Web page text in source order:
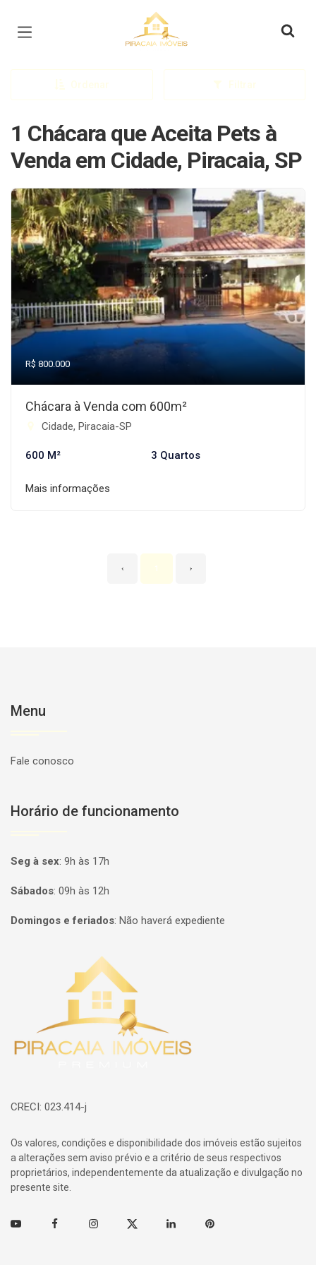
Página inicial
Ordenar Filtrar
1 Chácara que Aceita Pets à
Venda em Cidade, Piracaia, SP
R$ 800.000
Chácara à Venda com 600m²
Cidade, Piracaia-SP
600 M² 3 Quartos
Mais informações
‹ 1 ›
Menu
Fale conosco
Horário de funcionamento
Seg à sex: 9h às 17h
Sábados: 09h às 12h
Domingos e feriados: Não haverá expediente
Página inicial
CRECI: 023.414-j
Os valores, condições e disponibilidade dos imóveis estão sujeitos
a alterações sem aviso prévio e a critério de seus respectivos
proprietários, independentemente da atualização e divulgação no
presente site.
Youtube FacebookInstagramTwitter Linkedin Pinterest